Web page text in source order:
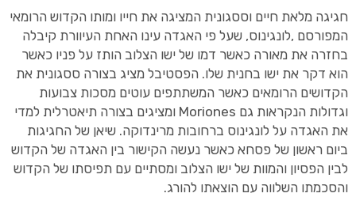
חגיגה מלאת חיים וססגונית המציגה את חייו ומותו הקדוש הרומאי
המפורסם ,לונגינוס, שעל פי האגדה עינו האחת העיוורת קיבלה
בחזרה את מאורה כאשר דמו של ישו הצלוב הותז על פניו כאשר
הוא דקר את ישו בחנית שלו. הפסטיבל מציג בצורה ססגונית את
הקדושים הרומאים כאשר המשתתפים עוטים מסכות צבועות
וגדולות הנקראות גם Moriones ומציגים בצורה תיאטרלית למדי
את האגדה על לונגינוס ברחובות מרינדוקה. שיאן של החגיגות
ביום ראשון של פסחא כאשר נעשה הקישור בין האגדה של הקדוש
לבין הפסיון והמוות של ישו הצלוב ומסתיים עם תפיסתו של הקדוש
והסכמתו השלווה עם הוצאתו להורג.